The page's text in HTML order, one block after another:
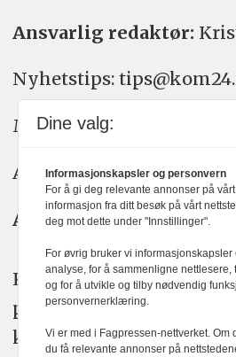
Ansvarlig redaktør:
Nyhetstips:
Meninger:
Annonse:
Abonnement:
KOM24 arbeider etter
plakatens regler for god
kan du lese mer om
Dine valg:
Informasjonskapsler og personvern
For å gi deg relevante annonser på
informasjon fra ditt besøk på vårt
deg mot dette under "Innstillinger".
For øvrig bruker vi
analyse, for å sammenligne
og for å utvikle og tilby nødvendig
personvernerklæring.
Vi er med i Fagpressen-nettverket. Om
du få relevante annonser på